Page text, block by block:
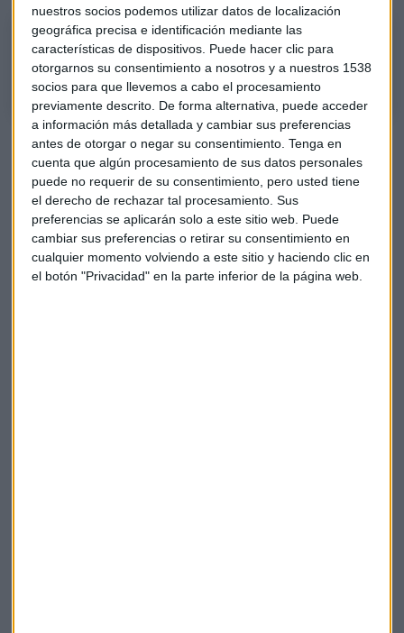
nuestros socios podemos utilizar datos de localización
geográfica precisa e identificación mediante las
características de dispositivos. Puede hacer clic para
otorgarnos su consentimiento a nosotros y a nuestros 1538
socios para que llevemos a cabo el procesamiento
previamente descrito. De forma alternativa, puede acceder
a información más detallada y cambiar sus preferencias
antes de otorgar o negar su consentimiento. Tenga en
cuenta que algún procesamiento de sus datos personales
puede no requerir de su consentimiento, pero usted tiene
el derecho de rechazar tal procesamiento. Sus
preferencias se aplicarán solo a este sitio web. Puede
cambiar sus preferencias o retirar su consentimiento en
cualquier momento volviendo a este sitio y haciendo clic en
el botón "Privacidad" en la parte inferior de la página web.
Podcast: Bill Nelson (NASA) explica el hito
El administrador de la Nasa explica la llegada a la Luna